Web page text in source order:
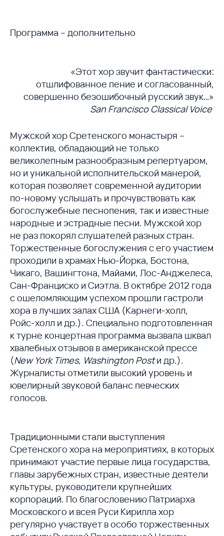
Программа – дополнительно
«Этот хор звучит фантастически:
отшлифованное пение и согласованный,
совершенно безошибочный русский звук…»
San Francisco Classical Voice
Мужской хор Сретенского монастыря –
коллектив, обладающий не только
великолепным разнообразным репертуаром,
но и уникальной исполнительской манерой,
которая позволяет современной аудитории
по-новому услышать и прочувствовать как
богослужебные песнопения, так и известные
народные и эстрадные песни. Мужской хор
не раз покорял слушателей разных стран.
Торжественные богослужения с его участием
проходили в храмах Нью-Йорка, Бостона,
Чикаго, Вашингтона, Майами, Лос-Анджелеса,
Сан-Франциско и Сиэтла. В октябре 2012 года
с ошеломляющим успехом прошли гастроли
хора в лучших залах США (Карнеги-холл,
Ройс-холл и др.). Специально подготовленная
к турне концертная программа вызвала шквал
хвалебных отзывов в американской прессе
(New York Times, Washington Postи др.).
Журналисты отметили высокий уровень и
ювелирный звуковой баланс певческих
голосов.
Традиционными стали выступления
Сретенского хора на мероприятиях, в которых
принимают участие первые лица государства,
главы зарубежных стран, известные деятели
культуры, руководители крупнейших
корпораций. По благословению Патриарха
Московского и всея Руси Кирилла хор
регулярно участвует в особо торжественных